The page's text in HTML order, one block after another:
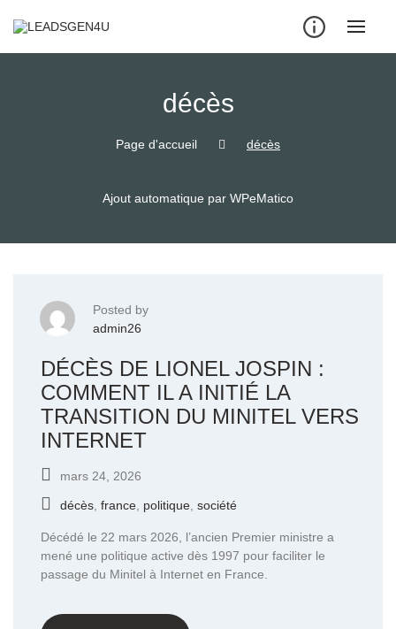
décès
Page d'accueil décès
Ajout automatique par WPeMatico
Posted by
admin26
DÉCÈS DE LIONEL JOSPIN :
COMMENT IL A INITIÉ LA
TRANSITION DU MINITEL VERS
INTERNET
mars 24, 2026
décès france politique société
Décédé le 22 mars 2026, l’ancien Premier ministre a
mené une politique active dès 1997 pour faciliter le
passage du Minitel à Internet en France.